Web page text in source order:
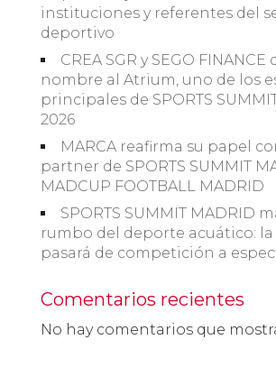
instituciones y referentes del
deportivo
CREA SGR y SEGO FINANCE
nombre al Atrium, uno de los
principales de SPORTS
2026
MARCA reafirma su papel
partner de SPORTS SUMMIT
MADCUP FOOTBALL MADRID
SPORTS SUMMIT MADRID
rumbo del deporte acuático:
pasará de competición a
Comentarios recientes
No hay comentarios que